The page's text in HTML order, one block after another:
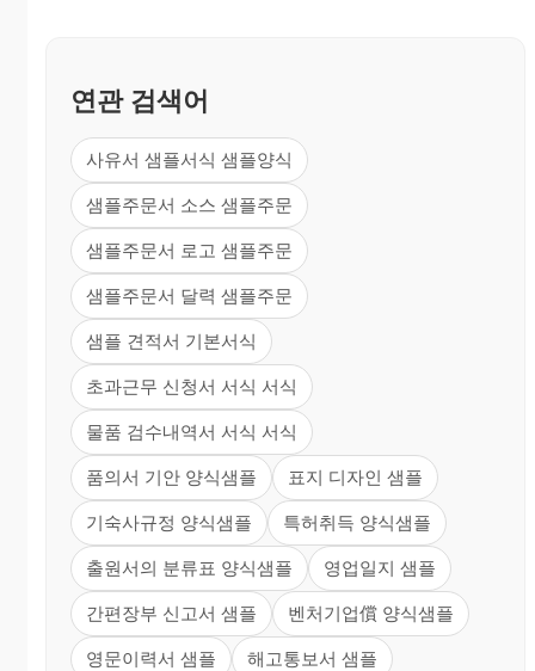
연관 검색어
사유서 샘플서식 샘플양식
샘플주문서 소스 샘플주문
샘플주문서 로고 샘플주문
샘플주문서 달력 샘플주문
샘플 견적서 기본서식
초과근무 신청서 서식 서식
물품 검수내역서 서식 서식
품의서 기안 양식샘플 표지 디자인 샘플
기숙사규정 양식샘플 특허취득 양식샘플
출원서의 분류표 양식샘플 영업일지 샘플
간편장부 신고서 샘플 벤처기업償 양식샘플
영문이력서 샘플 해고통보서 샘플